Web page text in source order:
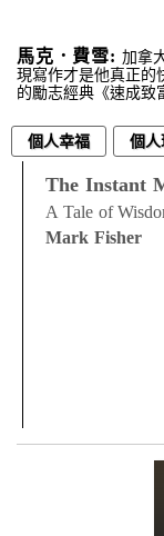
馬克．費雪: 加拿
現寫作才是他真正的
的勵志經典《速成致
個人幸福 個人
The Instant
A Tale of
Mark Fisher